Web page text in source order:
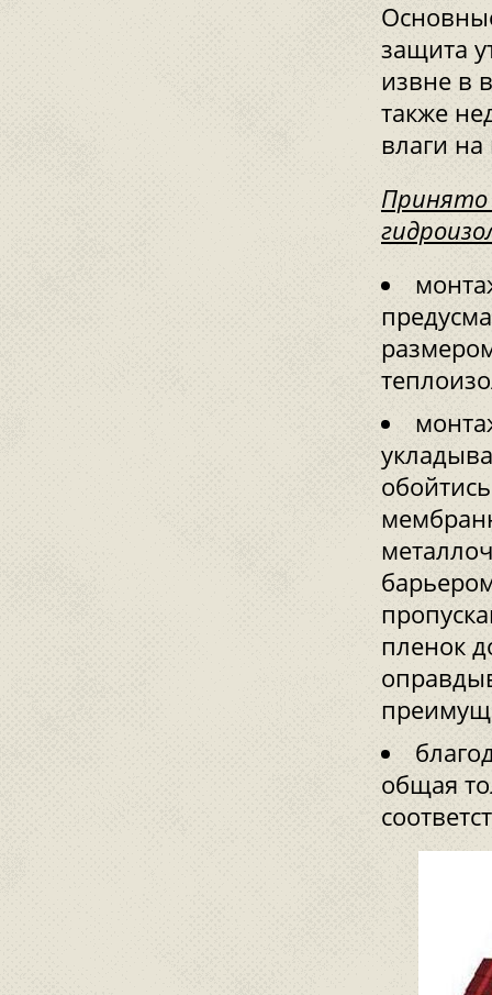
защита
извне в
также
влаги
Принято
пленок
общая